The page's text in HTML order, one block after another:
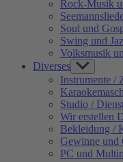
Rock-Musik
Soul und
Swing und
Volksmusik
Diverses Show
sub
menu
Instrumente /
Studio /
Wir erstellen
Bekleidung /
Gewinne und
PC und